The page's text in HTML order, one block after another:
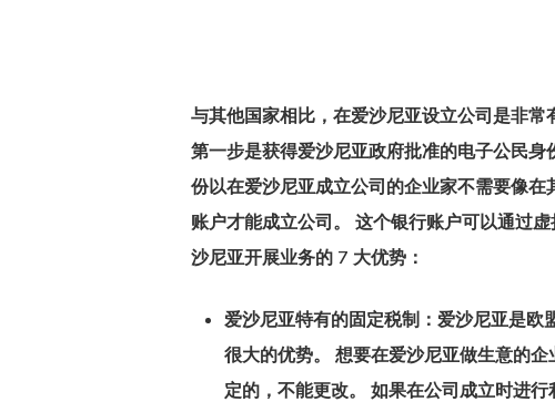
与其他国家相比，在爱沙尼亚设立公司是非
第一步是获得爱沙尼亚政府批准的电子公民
份以在爱沙尼亚成立公司的企业家不需要像
账户才能成立公司。 这个银行账户可以通过
沙尼亚开展业务的 7 大优势：
爱沙尼亚特有的固定税制： 爱沙尼亚是欧
很大的优势。 想要在爱沙尼亚做生意的
定的，不能更改。 如果在公司成立时进